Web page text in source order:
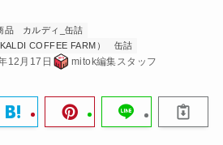
品
カルディ_缶詰
COFFEE FARM）
缶詰
12月17日 mitok編集スタッフ